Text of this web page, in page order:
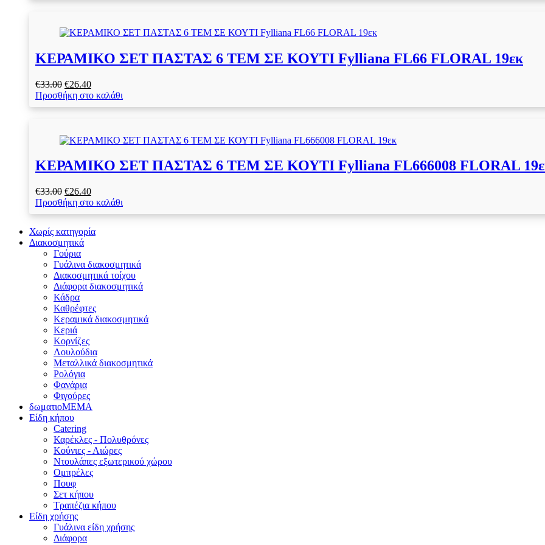
ΚΕΡΑΜΙΚΟ ΣΕΤ ΠΑΣΤΑΣ 6 ΤΕΜ ΣΕ ΚΟΥΤΙ Fylliana FL66 FLORAL 19εκ
€33.00 Original
price
was:
€26.40Η
τρέχουσα
τιμή
Προσθήκη στο καλάθι
ΚΕΡΑΜΙΚΟ ΣΕΤ ΠΑΣΤΑΣ 6 ΤΕΜ ΣΕ ΚΟΥΤΙ Fylliana FL666008 FLORAL
€33.00 Original
price
was:
€26.40Η
τρέχουσα
τιμή
€26.40.
Προσθήκη στο καλάθι
Χωρίς κατηγορία
Διακοσμητικά
Γούρια
Γυάλινα διακοσμητικά
Διακοσμητικά τοίχου
Διάφορα διακοσμητικά
Κάδρα
Καθρέφτες
Κεραμικά διακοσμητικά
Κεριά
Κορνίζες
Λουλούδια
Μεταλλικά διακοσμητικά
Ρολόγια
Φανάρια
Φιγούρες
δωματιοΜΕΜΑ
Είδη κήπου
Catering
Καρέκλες - Πολυθρόνες
Κούνιες - Αιώρες
Ντουλάπες εξωτερικού χώρου
Ομπρέλες
Πουφ
Σετ κήπου
Τραπέζια κήπου
Είδη χρήσης
Γυάλινα είδη χρήσης
Διάφορα